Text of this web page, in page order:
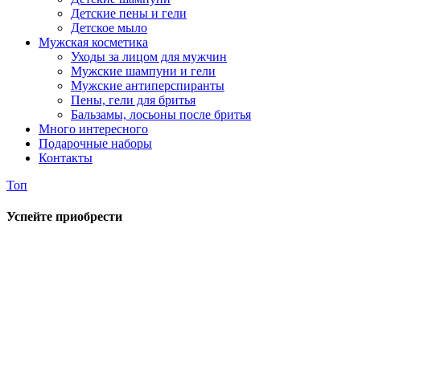
Детские пены и гели
Детское мыло
Мужская косметика
Уходы за лицом для мужчин
Мужские шампуни и гели
Мужские антиперспиранты
Пены, гели для бритья
Бальзамы, лосьоны после бритья
Много интересного
Подарочные наборы
Контакты
Топ
Успейте приобрести